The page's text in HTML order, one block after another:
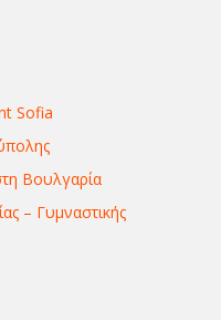
Sofia
Βουλγαρία
– Γυμναστικής